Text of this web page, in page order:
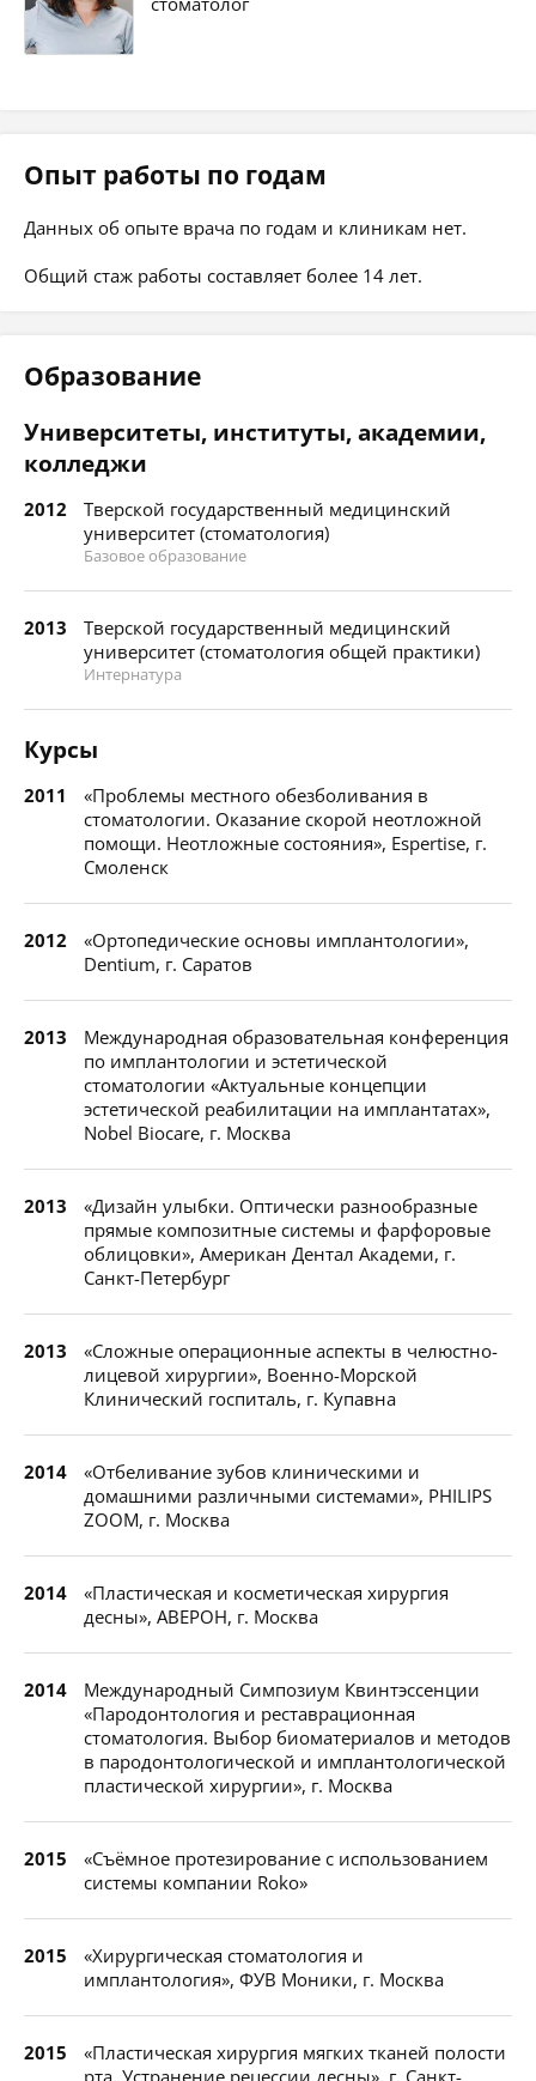
Опыт работы по годам
Данных об опыте врача по годам и клиникам нет.
Общий стаж работы составляет более 14 лет.
Образование
Университеты, институты, академии,
колледжи
2012
Тверской государственный медицинский
университет (стоматология)
Базовое образование
2013
Тверской государственный медицинский
университет (стоматология общей практики)
Интернатура
Курсы
2011
«Проблемы местного обезболивания в
стоматологии. Оказание скорой неотложной
помощи. Неотложные состояния», Espertise, г.
Смоленск
2012
«Ортопедические основы имплантологии»,
Dentium, г. Саратов
2013
Международная образовательная конференция
по имплантологии и эстетической
стоматологии «Актуальные концепции
эстетической реабилитации на имплантатах»,
Nobel Biocare, г. Москва
2013
«Дизайн улыбки. Оптически разнообразные
прямые композитные системы и фарфоровые
облицовки», Американ Дентал Академи, г.
Санкт-Петербург
2013
«Сложные операционные аспекты в челюстно-
лицевой хирургии», Военно-Морской
Клинический госпиталь, г. Купавна
2014
«Отбеливание зубов клиническими и
домашними различными системами», PHILIPS
ZOOM, г. Москва
2014
«Пластическая и косметическая хирургия
десны», АВЕРОН, г. Москва
2014
Международный Симпозиум Квинтэссенции
«Пародонтология и реставрационная
стоматология. Выбор биоматериалов и методов
в пародонтологической и имплантологической
пластической хирургии», г. Москва
2015
«Съёмное протезирование с использованием
системы компании Roko»
2015
«Хирургическая стоматология и
имплантология», ФУВ Моники, г. Москва
2015
«Пластическая хирургия мягких тканей полости
рта. Устранение рецессии десны», г. Санкт-